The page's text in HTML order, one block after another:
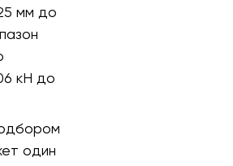
мм до
кH до
один